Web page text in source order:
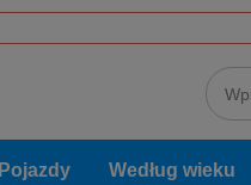
Pojazdy Według wieku